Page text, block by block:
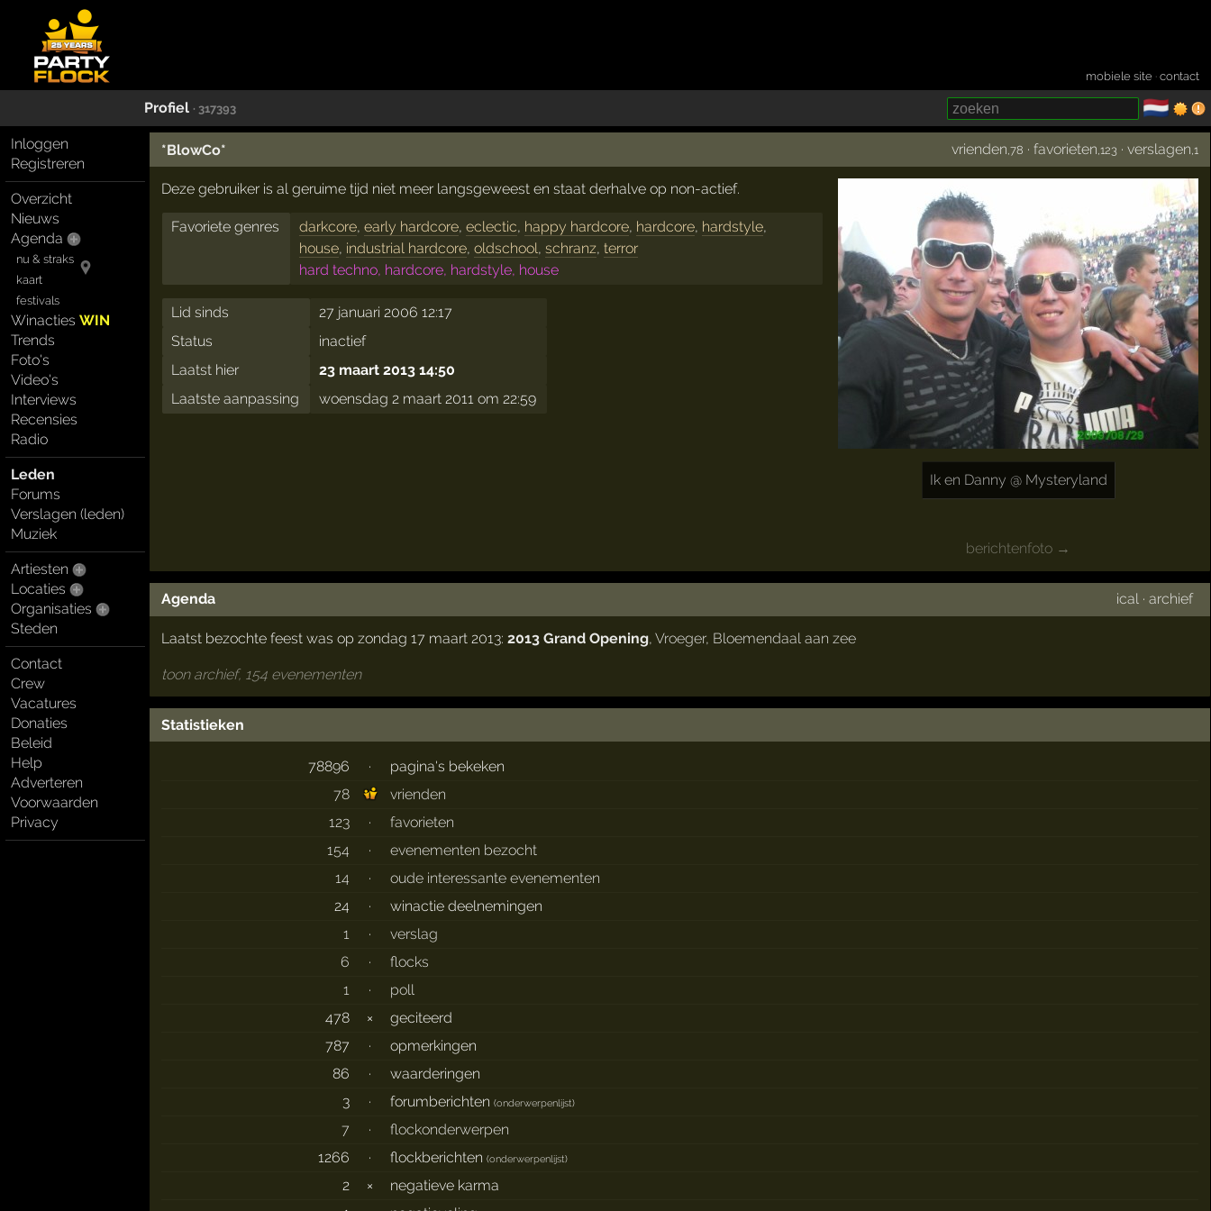
mobiele site ·contact
Profiel · 317393 🇳🇱
Inloggen
Registreren
Overzicht
Nieuws
Agenda
nu & straks
kaart
festivals
WinactiesWIN
Trends
Foto's
Video's
Interviews
Recensies
Radio
Leden
Forums
Verslagen (leden)
Muziek
Artiesten
Locaties
Organisaties
Steden
Contact
Crew
Vacatures
Donaties
Beleid
Help
Adverteren
Voorwaarden
Privacy
*BlowCo* vrienden ,78 ·favorieten ,123 ·verslagen ,1
Ik en Danny @ Mysteryland
berichtenfoto →
Deze gebruiker is al geruime tijd niet meer langsgeweest en staat derhalve op non-actief.
Favoriete genres darkcore,early hardcore,eclectic, happy hardcore, hardcore, hardstyle,
house, industrial hardcore,oldschool,schranz,terror
hard techno, hardcore, hardstyle, house
Lid sinds
27 januari 2006 12:17
Status
inactief
Laatst hier
23 maart 2013 14:50
Laatste aanpassing
woensdag 2 maart 2011 om 22:59
Agenda ical· archief
Laatst bezochte feest was op zondag 17 maart 2013: 2013 Grand Opening, Vroeger, Bloemendaal aan zee
toon archief, 154 evenementen
Statistieken
78896 ·
pagina's bekeken
78
vrienden
123
·
favorieten
154
·
evenementen bezocht
14
·
oude interessante evenementen
24
·
winactie deelnemingen
1
·
verslag
6
·
flocks
1
·
poll
478
×
geciteerd
787
·
opmerkingen
86
·
waarderingen
3
· forumberichten(onderwerpenlijst)
7 ·
flockonderwerpen
1266
· flockberichten(onderwerpenlijst)
2 ×
negatieve karma